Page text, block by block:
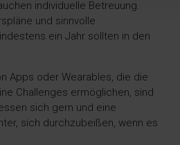
individuelle Betreuung.
und sinnvolle
ein Jahr sollten in den
Apps oder Wearables, die die
Challenges ermöglichen, sind
sich gern und eine
sich durchzubeißen, wenn es